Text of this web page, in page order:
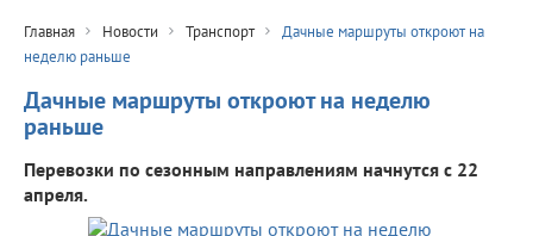
Главная Новости Транспорт
Дачные маршруты откроют на
неделю раньше
Дачные маршруты откроют на неделю
раньше
Перевозки по сезонным направлениям начнутся с 22
апреля.